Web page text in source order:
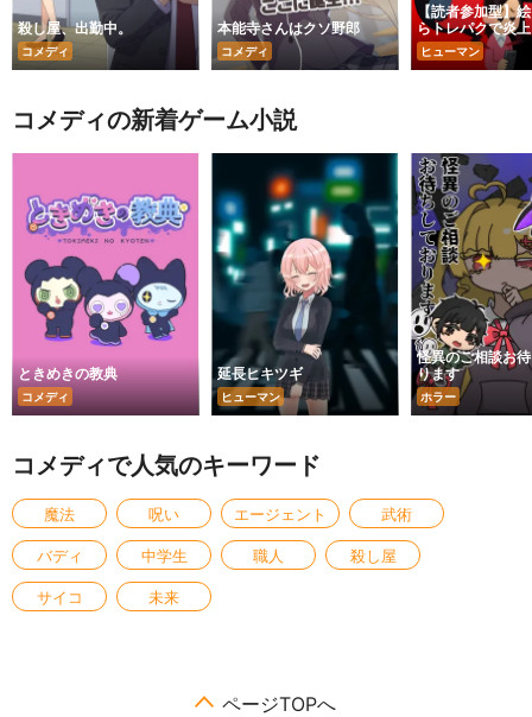
殺し屋、出勤中。
コメディ
本能寺さんはクソ野郎
コメディ
【読者参加型】
らトレパクで炎
末路
ヒューマン
コメディの新着ゲーム小説
ときめきの教典
コメディ
延長ヒキツギ
ヒューマン
怪異のご相談お
ります
ホラー
コメディで人気のキーワード
魔法 呪い エージェント 武術
バディ 中学生 職人 殺し屋
サイコ 未来
ページTOPへ